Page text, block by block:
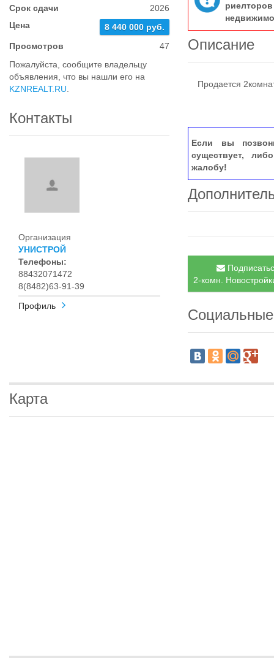
Срок сдачи
2026
Цена
8 440 000 руб.
Просмотров
47
Пожалуйста, сообщите владельцу
объявления, что вы нашли его на
KZNREALT.RU
Контакты
Организация
УНИСТРОЙ
Телефоны:
88432071472
8(8482)63-91-39
Профиль
Описание
Продается
Если вы
существует,
жалобу!
2-комн.
Карта